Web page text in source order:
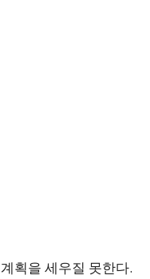
획을 세우질 못한다.